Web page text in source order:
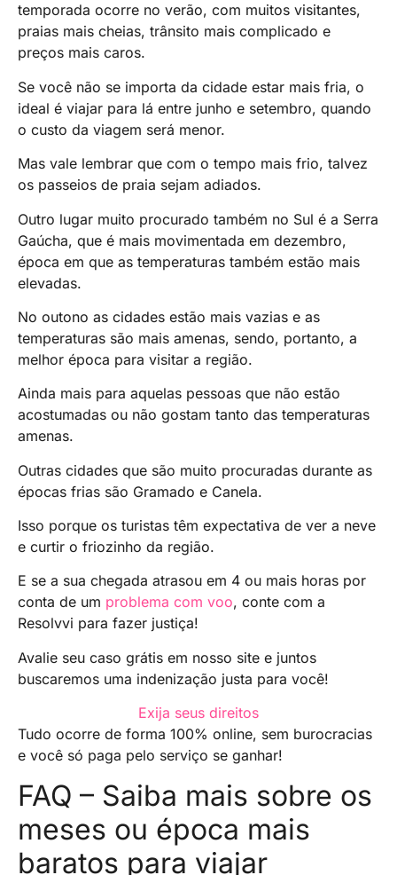
temporada ocorre no verão, com muitos visitantes,
praias mais cheias, trânsito mais complicado e
preços mais caros.
Se você não se importa da cidade estar mais fria, o
ideal é viajar para lá entre junho e setembro, quando
o custo da viagem será menor.
Mas vale lembrar que com o tempo mais frio, talvez
os passeios de praia sejam adiados.
Outro lugar muito procurado também no Sul é a Serra
Gaúcha, que é mais movimentada em dezembro,
época em que as temperaturas também estão mais
elevadas.
No outono as cidades estão mais vazias e as
temperaturas são mais amenas, sendo, portanto, a
melhor época para visitar a região.
Ainda mais para aquelas pessoas que não estão
acostumadas ou não gostam tanto das temperaturas
amenas.
Outras cidades que são muito procuradas durante as
épocas frias são Gramado e Canela.
Isso porque os turistas têm expectativa de ver a neve
e curtir o friozinho da região.
E se a sua chegada atrasou em 4 ou mais horas por
conta de um problema com voo, conte com a
Resolvvi para fazer justiça!
Avalie seu caso grátis em nosso site e juntos
buscaremos uma indenização justa para você!
Exija seus direitos
Tudo ocorre de forma 100% online, sem burocracias
e você só paga pelo serviço se ganhar!
FAQ – Saiba mais sobre os
meses ou época mais
baratos para viajar